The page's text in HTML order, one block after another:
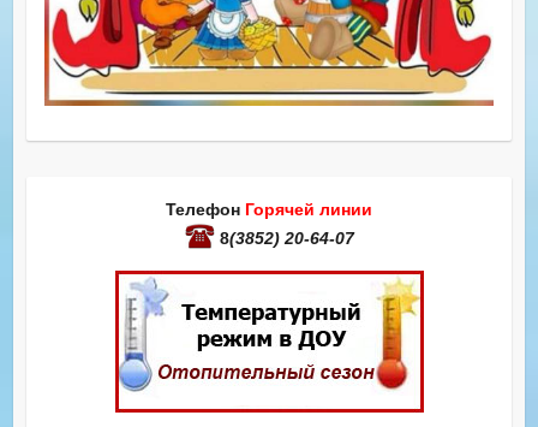
Телефон Горячей линии
8(3852) 20-64-07